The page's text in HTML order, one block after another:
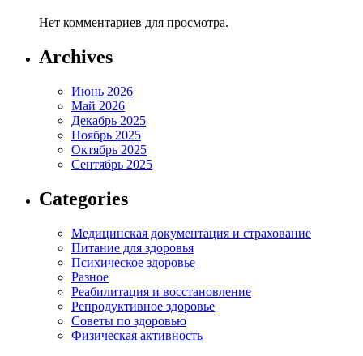
Нет комментариев для просмотра.
Archives
Июнь 2026
Май 2026
Декабрь 2025
Ноябрь 2025
Октябрь 2025
Сентябрь 2025
Categories
Медицинская документация и страхование
Питание для здоровья
Психическое здоровье
Разное
Реабилитация и восстановление
Репродуктивное здоровье
Советы по здоровью
Физическая активность